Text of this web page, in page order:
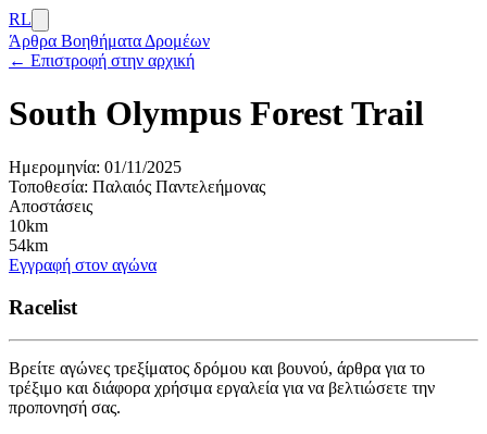
RL
Άρθρα Βοηθήματα Δρομέων
← Επιστροφή στην αρχική
South Olympus Forest Trail
Ημερομηνία: 01/11/2025
Τοποθεσία: Παλαιός Παντελεήμονας
Αποστάσεις
10km
54km
Εγγραφή στον αγώνα
Racelist
Βρείτε αγώνες τρεξίματος δρόμου και βουνού, άρθρα για το
τρέξιμο και διάφορα χρήσιμα εργαλεία για να βελτιώσετε την
προπονησή σας.